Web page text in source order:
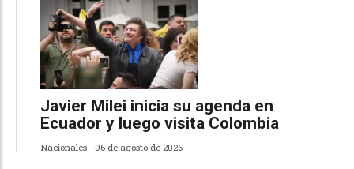
Javier Milei inicia su agenda en
Ecuador y luego visita Colombia
Nacionales 06 de agosto de 2026